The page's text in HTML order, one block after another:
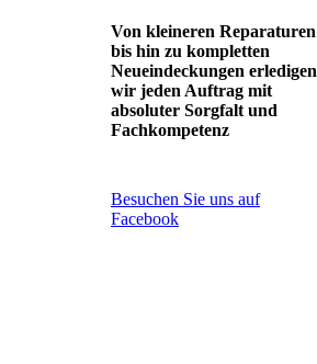
Von kleineren Reparaturen
bis hin zu kompletten
Neueindeckungen erledigen
wir jeden Auftrag mit
absoluter Sorgfalt und
Fachkompetenz
Besuchen Sie uns auf
Facebook